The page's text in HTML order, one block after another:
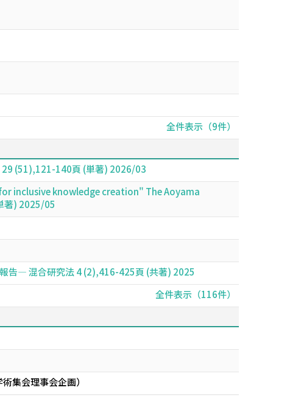
全件表示（9件）
29 (51),121-140頁 (単著) 2026/03
inclusive knowledge creation" The Aoyama
) 2025/05
告― 混合研究法 4 (2),416-425頁 (共著) 2025
全件表示（116件）
集会理事会企画）